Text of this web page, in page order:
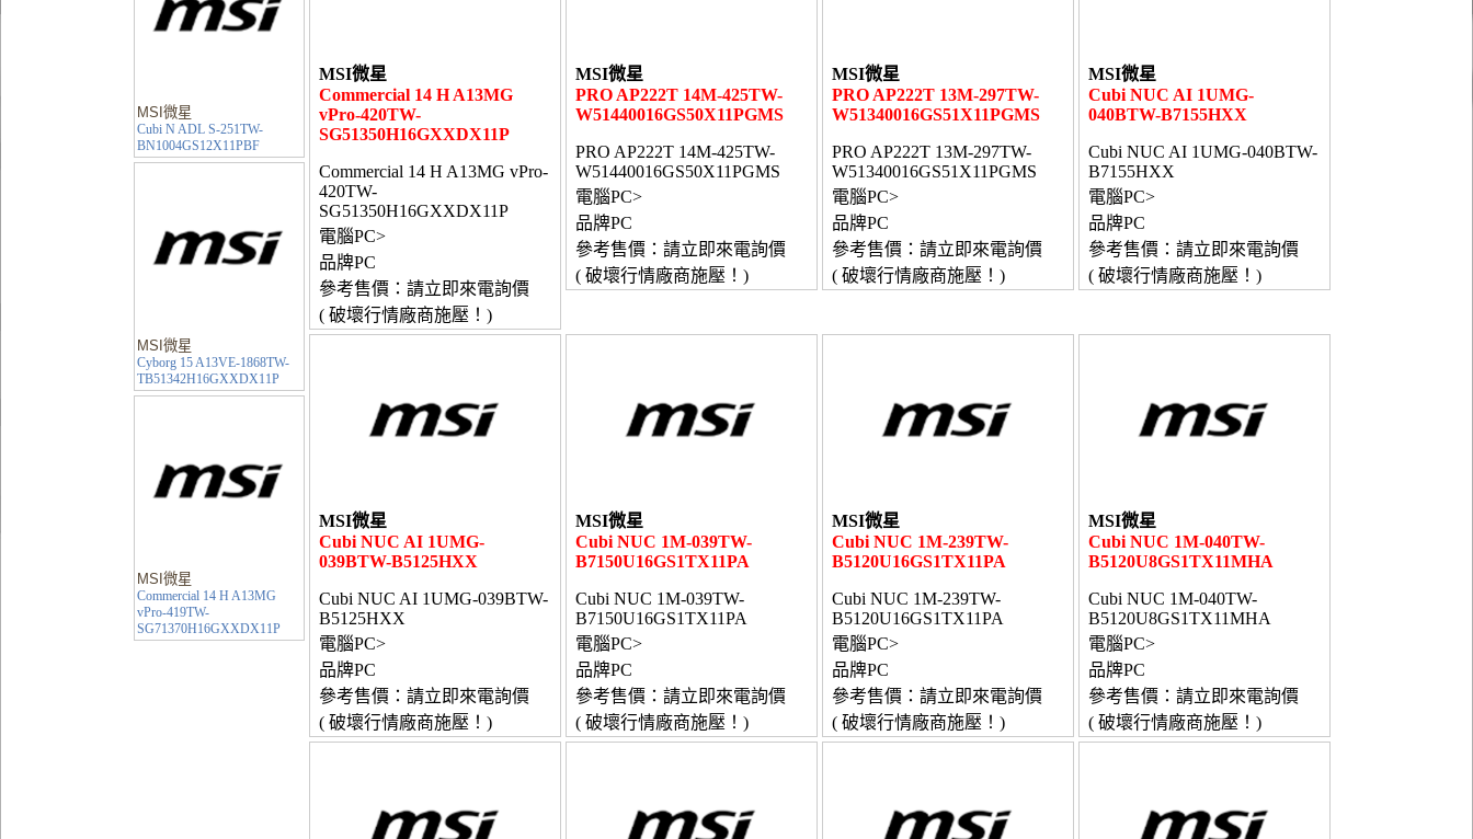
MSI微星
Cubi N ADL S-251TW-
BN1004GS12X11PBF
MSI微星
Cyborg 15 A13VE-1868TW-
TB51342H16GXXDX11P
MSI微星
Commercial 14 H A13MG
vPro-419TW-
SG71370H16GXXDX11P
MSI微星
Commercial 14 H A13MG
vPro-420TW-
SG51350H16GXXDX11P
Commercial 14 H A13MG vPro-
420TW-
SG51350H16GXXDX11P
電腦PC>
品牌PC
參考售價：請立即來電詢價
( 破壞行情廠商施壓！)
MSI微星
PRO AP222T 14M-425TW-
W51440016GS50X11PGMS
PRO AP222T 14M-425TW-
W51440016GS50X11PGMS
電腦PC>
品牌PC
參考售價：請立即來電詢價
( 破壞行情廠商施壓！)
MSI微星
PRO AP222T 13M-297TW-
W51340016GS51X11PGMS
PRO AP222T 13M-297TW-
W51340016GS51X11PGMS
電腦PC>
品牌PC
參考售價：請立即來電詢價
( 破壞行情廠商施壓！)
MSI微星
Cubi NUC AI 1UMG-
040BTW-B7155HXX
Cubi NUC AI 1UMG-040BTW-
B7155HXX
電腦PC>
品牌PC
參考售價：請立即來電詢價
( 破壞行情廠商施壓！)
MSI微星
Cubi NUC AI 1UMG-
039BTW-B5125HXX
Cubi NUC AI 1UMG-039BTW-
B5125HXX
電腦PC>
品牌PC
參考售價：請立即來電詢價
( 破壞行情廠商施壓！)
MSI微星
Cubi NUC 1M-039TW-
B7150U16GS1TX11PA
Cubi NUC 1M-039TW-
B7150U16GS1TX11PA
電腦PC>
品牌PC
參考售價：請立即來電詢價
( 破壞行情廠商施壓！)
MSI微星
Cubi NUC 1M-239TW-
B5120U16GS1TX11PA
Cubi NUC 1M-239TW-
B5120U16GS1TX11PA
電腦PC>
品牌PC
參考售價：請立即來電詢價
( 破壞行情廠商施壓！)
MSI微星
Cubi NUC 1M-040TW-
B5120U8GS1TX11MHA
Cubi NUC 1M-040TW-
B5120U8GS1TX11MHA
電腦PC>
品牌PC
參考售價：請立即來電詢價
( 破壞行情廠商施壓！)